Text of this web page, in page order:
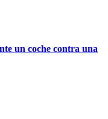
un coche contra una